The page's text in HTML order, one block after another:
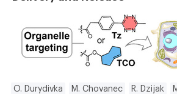
O. Durydivka M. Chovanec R. Dzijak